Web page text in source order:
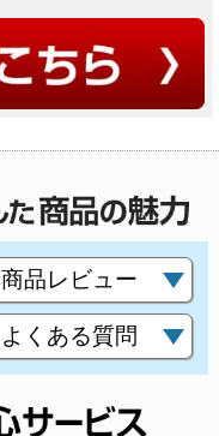
商品レビュー
よくある質問